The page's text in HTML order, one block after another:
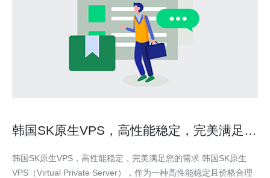
韩国SK原生VPS，高性能稳定，完美满足您
韩国SK原生VPS，高性能稳定，完美满足您的需求 韩国SK原生
VPS（Virtual Private Server），作为一种高性能稳定且价格合理